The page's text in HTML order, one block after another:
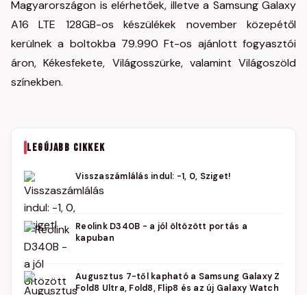
Magyarországon is elérhetőek, illetve a Samsung Galaxy
A16 LTE 128GB-os készülékek november közepétől
kerülnek a boltokba 79.990 Ft-os ajánlott fogyasztói
áron, Kékesfekete, Világosszürke, valamint Világoszöld
színekben.
LEGÚJABB CIKKEK
Visszaszámlálás indul: -1, 0, Sziget!
Reolink D340B - a jól öltözött portás a
kapuban
Augusztus 7-től kapható a Samsung Galaxy Z
Fold8 Ultra, Fold8, Flip8 és az új Galaxy Watch